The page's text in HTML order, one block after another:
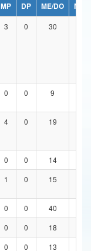
MP DP ME/DO
MP/
3 0 30
0 0 9
4 0 19
0 0 14
1 0 15
0 0 40
0 0 18
0 0 13